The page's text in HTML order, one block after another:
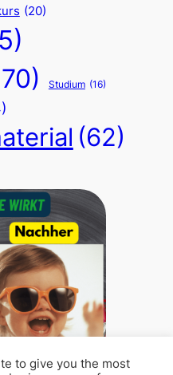
(20)
Studium (16)
(62)
to give you the most